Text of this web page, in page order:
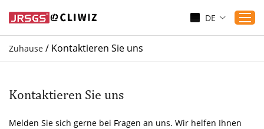
Produkte
DE
Zuhause / Kontaktieren Sie uns
Kontaktieren Sie uns
Melden Sie sich gerne bei Fragen an uns. Wir helfen Ihnen